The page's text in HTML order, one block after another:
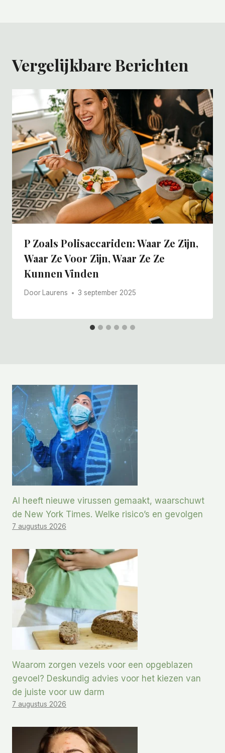
Vergelijkbare Berichten
P Zoals Polisaccariden: Waar Ze Zijn,
Waar Ze Voor Zijn, Waar Ze Ze
Kunnen Vinden
Door Laurens 3 september 2025
AI heeft nieuwe virussen gemaakt, waarschuwt
de New York Times. Welke risico’s en gevolgen
7 augustus 2026
Waarom zorgen vezels voor een opgeblazen
gevoel? Deskundig advies voor het kiezen van
de juiste voor uw darm
7 augustus 2026